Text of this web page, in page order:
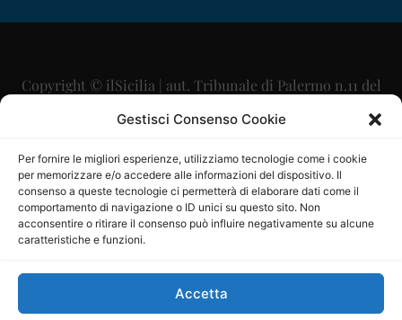
Gestisci Consenso Cookie
Per fornire le migliori esperienze, utilizziamo tecnologie come i cookie
per memorizzare e/o accedere alle informazioni del dispositivo. Il
consenso a queste tecnologie ci permetterà di elaborare dati come il
comportamento di navigazione o ID unici su questo sito. Non
acconsentire o ritirare il consenso può influire negativamente su alcune
caratteristiche e funzioni.
Accetta
Copyright © ilSicilia | aut. Tribunale di Palermo n.11 del
29/09/2015
Direttore Editoriale: Maurizio Scaglione
Direttore Responsabile: Maria Calabrese
P.IVA: 06334930820
Mercurio Comunicazione Società Cooperativa a r.l. è